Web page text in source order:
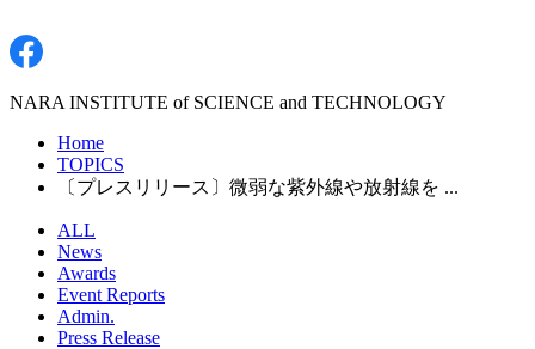
NARA INSTITUTE of SCIENCE and TECHNOLOGY
Home
TOPICS
〔プレスリリース〕微弱な紫外線や放射線を ...
ALL
News
Awards
Event Reports
Admin.
Press Release